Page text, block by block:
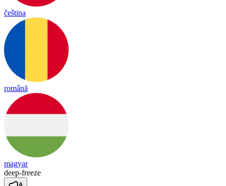
čeština
română
magyar
deep-freeze